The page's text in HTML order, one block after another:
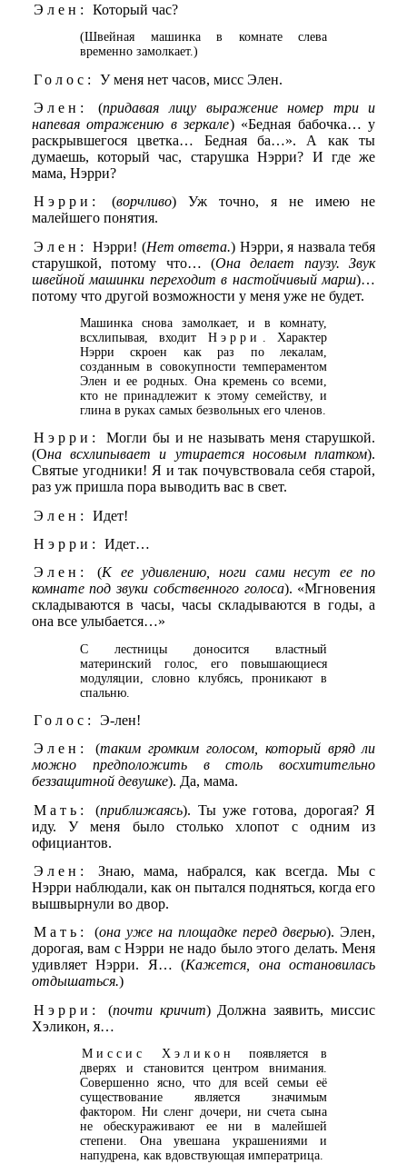
Элен: Который час?
(Швейная машинка в комнате слева
временно замолкает.)
Голос:
У меня нет часов, мисс Элен.
Элен:
(придавая лицу выражение номер три и
напевая отражению в зеркале) «Бедная бабочка… у
раскрывшегося цветка… Бедная ба…». А как ты
думаешь, который час, старушка Нэрри? И где же
мама, Нэрри?
Нэрри:
(ворчливо) Уж точно, я не имею не
малейшего понятия.
Элен:
Нэрри! (Нет ответа.) Нэрри, я назвала тебя
старушкой, потому что… (Она делает паузу. Звук
швейной машинки переходит в настойчивый марш)…
потому что другой возможности у меня уже не будет.
Машинка снова замолкает, и в комнату,
всхлипывая, входит
Нэрри
. Характер
Нэрри скроен как раз по лекалам,
созданным в совокупности темпераментом
Элен и ее родных. Она кремень со всеми,
кто не принадлежит к этому семейству, и
глина в руках самых безвольных его членов.
Нэрри:
Могли бы и не называть меня старушкой.
(Она всхлипывает и утирается носовым платком).
Святые угодники! Я и так почувствовала себя старой,
раз уж пришла пора выводить вас в свет.
Элен:
Идет!
Нэрри:
Идет…
Элен:
(К ее удивлению, ноги сами несут ее по
комнате под звуки собственного голоса). «Мгновения
складываются в часы, часы складываются в годы, а
она все улыбается…»
С лестницы доносится властный
материнский голос, его повышающиеся
модуляции, словно клубясь, проникают в
спальню.
Голос:
Э-лен!
Элен:
(таким громким голосом, который вряд ли
можно предположить в столь восхитительно
беззащитной девушке). Да, мама.
Мать:
(приближаясь). Ты уже готова, дорогая? Я
иду. У меня было столько хлопот с одним из
официантов.
Элен:
Знаю, мама, набрался, как всегда. Мы с
Нэрри наблюдали, как он пытался подняться, когда его
вышвырнули во двор.
Мать:
(она уже на площадке перед дверью). Элен,
дорогая, вам с Нэрри не надо было этого делать. Меня
удивляет Нэрри. Я… (Кажется, она остановилась
отдышаться.)
Нэрри:
(почти кричит) Должна заявить, миссис
Хэликон, я…
Миссис Хэликон
появляется в
дверях и становится центром внимания.
Совершенно ясно, что для всей семьи её
существование является значимым
фактором. Ни сленг дочери, ни счета сына
не обескураживают ее ни в малейшей
степени. Она увешана украшениями и
напудрена, как вдовствующая императрица.